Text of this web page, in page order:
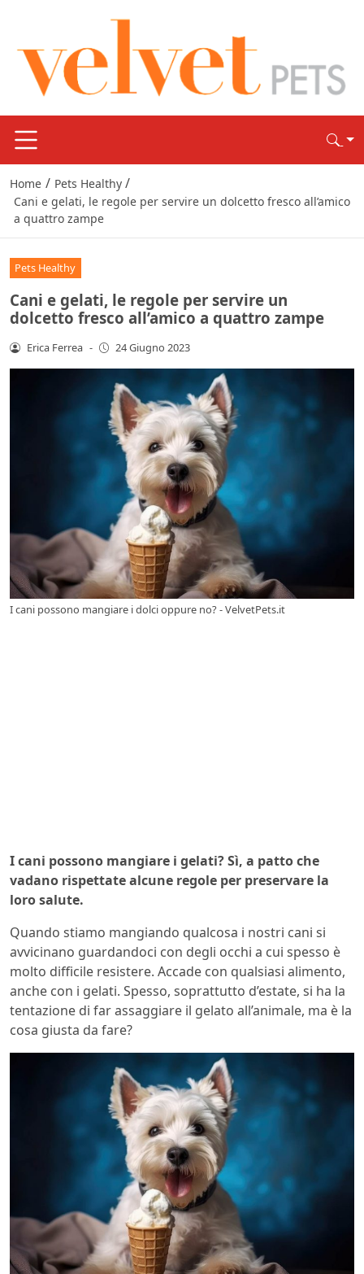
Home / Pets Healthy /
Cani e gelati, le regole per servire un dolcetto fresco all’amico
a quattro zampe
Pets Healthy
Cani e gelati, le regole per servire un
dolcetto fresco all’amico a quattro zampe
Erica Ferrea - 24 Giugno 2023
I cani possono mangiare i dolci oppure no? - VelvetPets.it
I cani possono mangiare i gelati? Sì, a patto che
vadano rispettate alcune regole per preservare la
loro salute.
Quando stiamo mangiando qualcosa i nostri cani si
avvicinano guardandoci con degli occhi a cui spesso è
molto difficile resistere. Accade con qualsiasi alimento,
anche con i gelati. Spesso, soprattutto d’estate, si ha la
tentazione di far assaggiare il gelato all’animale, ma è la
cosa giusta da fare?